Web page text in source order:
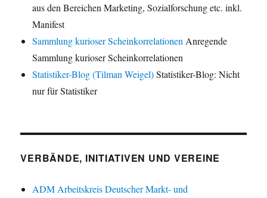
aus den Bereichen Marketing, Sozialforschung etc. inkl.
Manifest
Sammlung kurioser Scheinkorrelationen Anregende
Sammlung kurioser Scheinkorrelationen
Statistiker-Blog (Tilman Weigel)Statistiker-Blog: Nicht
nur für Statistiker
VERBÄNDE, INITIATIVEN UND VEREINE
ADM Arbeitskreis Deutscher Markt- und